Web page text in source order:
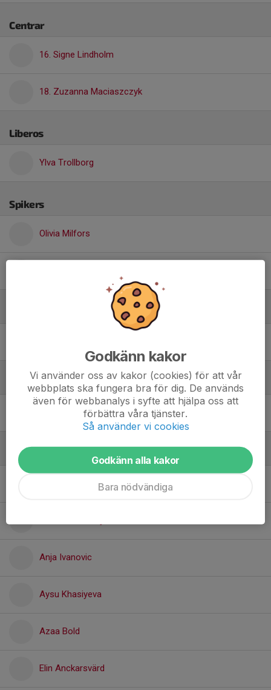
Centrar
16. Signe Lindholm
18. Zuzanna Maciaszczyk
Liberos
Ylva Trollborg
Spikers
Olivia Milfors
Högerspikers
11. Petra Lundmark
Utan position
Anja Ivanovic
Aysu Khasiyeva
Azaa Bold
Elin Anckarsvärd
Godkänn kakor
Vi använder oss av kakor (cookies) för att vår
webbplats ska fungera bra för dig. De används
även för webbanalys i syfte att hjälpa oss att
förbättra våra tjänster.
Så använder vi cookies
Godkänn alla kakor
Bara nödvändiga